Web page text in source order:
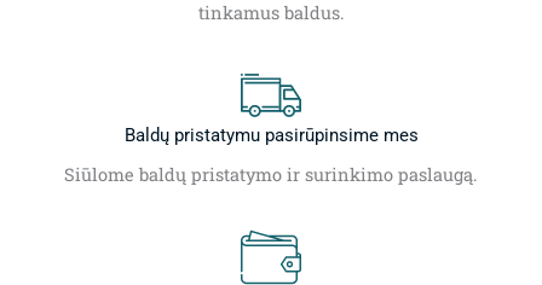
tinkamus baldus.
Baldų pristatymu pasirūpinsime mes
Siūlome baldų pristatymo ir surinkimo paslaugą.